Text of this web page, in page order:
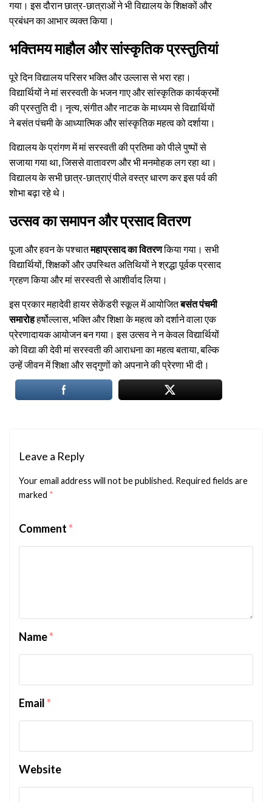
गया। इस दौरान छात्र-छात्राओं ने भी विद्यालय के शिक्षकों और
प्रबंधन का आभार व्यक्त किया।
भक्तिमय माहौल और सांस्कृतिक प्रस्तुतियां
पूरे दिन विद्यालय परिसर भक्ति और उल्लास से भरा रहा।
विद्यार्थियों ने मां सरस्वती के भजन गाए और सांस्कृतिक कार्यक्रमों
की प्रस्तुति दी। नृत्य, संगीत और नाटक के माध्यम से विद्यार्थियों
ने बसंत पंचमी के आध्यात्मिक और सांस्कृतिक महत्व को दर्शाया।
विद्यालय के प्रांगण में मां सरस्वती की प्रतिमा को पीले पुष्पों से
सजाया गया था, जिससे वातावरण और भी मनमोहक लग रहा था।
विद्यालय के सभी छात्र-छात्राएं पीले वस्त्र धारण कर इस पर्व की
शोभा बढ़ा रहे थे।
उत्सव का समापन और प्रसाद वितरण
पूजा और हवन के पश्चातमहाप्रसाद का वितरणकिया गया। सभी
विद्यार्थियों, शिक्षकों और उपस्थित अतिथियों ने श्रद्धा पूर्वक प्रसाद
ग्रहण किया और मां सरस्वती से आशीर्वाद लिया।
इस प्रकार महादेवी हायर सेकेंडरी स्कूल में आयोजितबसंत पंचमी
समारोहहर्षोल्लास, भक्ति और शिक्षा के महत्व को दर्शाने वाला एक
प्रेरणादायक आयोजन बन गया। इस उत्सव ने न केवल विद्यार्थियों
को विद्या की देवी मां सरस्वती की आराधना का महत्व बताया, बल्कि
उन्हें जीवन में शिक्षा और सद्गुणों को अपनाने की प्रेरणा भी दी।
Leave a Reply
Your email address will not be published. Required fields are
marked *
Comment*
Name*
Email*
Website